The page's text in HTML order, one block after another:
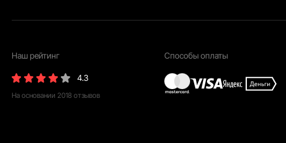
Наш рейтинг
4.3
На основании 2018 отзывов
Способы оплаты